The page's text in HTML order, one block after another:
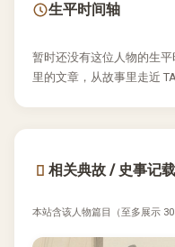
生平时间轴
暂时还没有这位人物的生平
里的文章，从故事里走近 TA
相关典故 / 史事记载
本站含该人物篇目（至多展示 30